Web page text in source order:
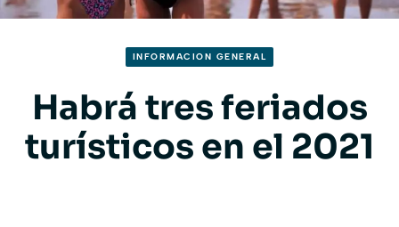
INFORMACION GENERAL
Habrá tres feriados
turísticos en el 2021